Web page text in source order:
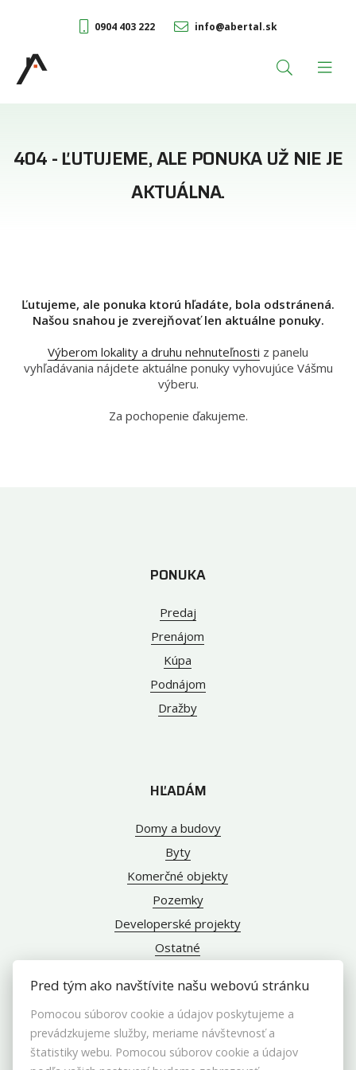
0904 403 222 info@abertal.sk
404 - ĽUTUJEME, ALE PONUKA UŽ NIE JE
AKTUÁLNA.
Ľutujeme, ale ponuka ktorú hľadáte, bola odstránená.
Našou snahou je zverejňovať len aktuálne ponuky.
Výberom lokality a druhu nehnuteľnosti z panelu
vyhľadávania nájdete aktuálne ponuky vyhovujúce Vášmu
výberu.
Za pochopenie ďakujeme.
PONUKA
Predaj
Prenájom
Kúpa
Podnájom
Dražby
HĽADÁM
Domy a budovy
Byty
Komerčné objekty
Pozemky
Developerské projekty
Ostatné
INFO
Pred tým ako navštívite našu webovú stránku
Pomocou súborov cookie a údajov poskytujeme a
prevádzkujeme služby, meriame návštevnosť a
štatistiky webu. Pomocou súborov cookie a údajov